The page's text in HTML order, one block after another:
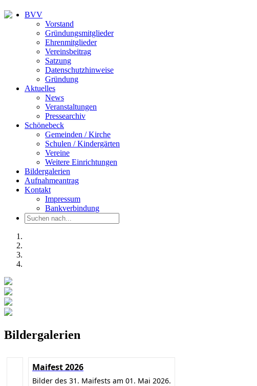
BVV
Vorstand
Gründungsmitglieder
Ehrenmitglieder
Vereinsbeitrag
Satzung
Datenschutzhinweise
Gründung
Aktuelles
News
Veranstaltungen
Pressearchiv
Schönebeck
Gemeinden / Kirche
Schulen / Kindergärten
Vereine
Weitere Einrichtungen
Bildergalerien
Aufnahmeantrag
Kontakt
Impressum
Bankverbindung
Bildergalerien
Maifest 2026
Bilder des 31. Maifests am 01. Mai 2026.